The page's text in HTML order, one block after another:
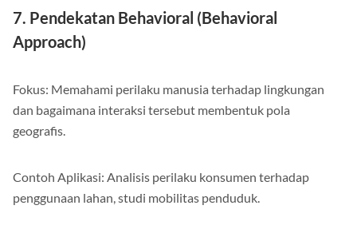
7. Pendekatan Behavioral (Behavioral
Approach)
Fokus: Memahami perilaku manusia terhadap lingkungan
dan bagaimana interaksi tersebut membentuk pola
geografis.
Contoh Aplikasi: Analisis perilaku konsumen terhadap
penggunaan lahan, studi mobilitas penduduk.